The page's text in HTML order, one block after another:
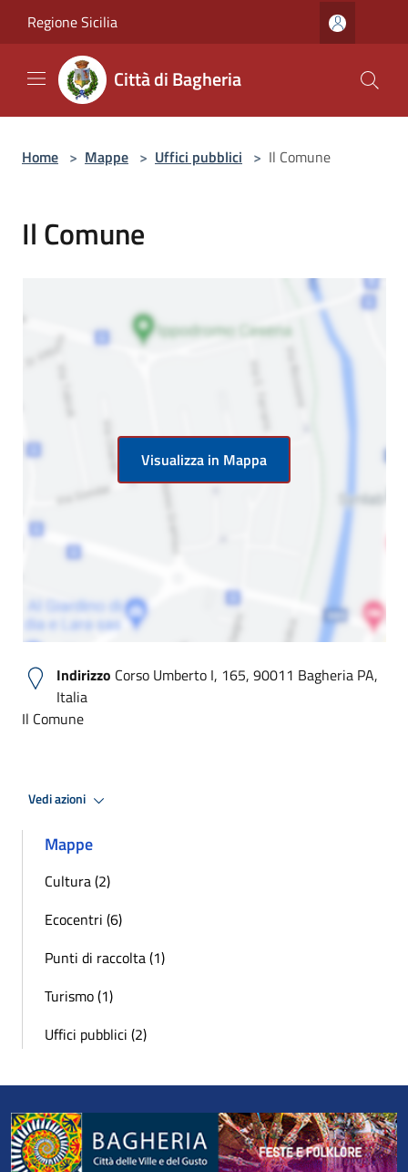
Regione Sicilia
Città di Bagheria
Home > Mappe > Uffici pubblici > Il Comune
Il Comune
Visualizza in Mappa
Indirizzo Corso Umberto I, 165, 90011 Bagheria PA,
Italia
Il Comune
Vedi azioni
Mappe
Cultura (2)
Ecocentri (6)
Punti di raccolta (1)
Turismo (1)
Uffici pubblici (2)